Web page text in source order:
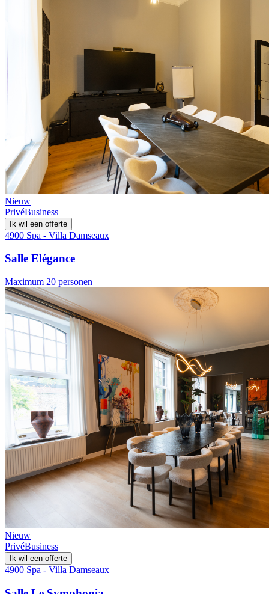
Nieuw
PrivéBusiness
Ik wil een offerte
4900 Spa - Villa Damseaux
Salle Elégance
Maximum 20 personen
Nieuw
PrivéBusiness
Ik wil een offerte
4900 Spa - Villa Damseaux